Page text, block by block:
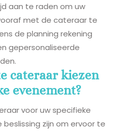
aan te raden om uw
met de cateraar te
de planning rekening
gepersonaliseerde
cateraar kiezen
evenement?
voor uw specifieke
zijn om ervoor te